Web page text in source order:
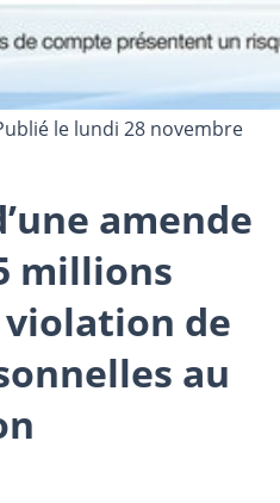
le lundi 28 novembre
amende
millions
violation de
au